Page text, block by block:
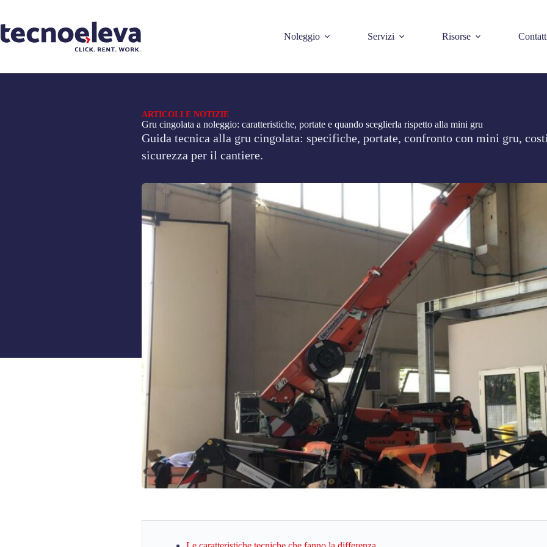
Noleggio Servizi Risorse
ARTICOLI E NOTIZIE
Gru cingolata a noleggio: caratteristiche, portate e quando sceglierla rispetto alla mini gru
Guida tecnica alla gru cingolata: specifiche, portate, confronto con mini gru,
sicurezza per il cantiere.